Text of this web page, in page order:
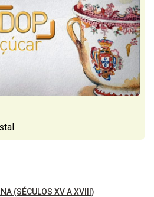
(SÉCULOS XV A XVIII)